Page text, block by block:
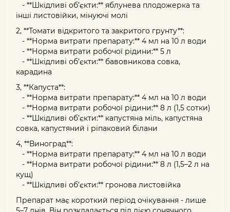
- **Шкідливі об’єкти:** яблунева плодожерка та
інші листовійки, мінуючі молі
2, **Томати відкритого та закритого грунту**:
- **Норма витрати препарату:** 4 мл на 10 л води
- **Норма витрати робочої рідини:** 5 л
- **Шкідливі об’єкти:** бавовникова совка,
карадина
3, **Капуста**:
- **Норма витрати препарату:** 4 мл на 10 л води
- **Норма витрати робочої рідини:** 8 л (1,5 сотки)
- **Шкідливі об’єкти:** капустяна міль, капустяна
совка, капустяний і ріпаковий білани
4, **Виноград**:
- **Норма витрати препарату:** 4 мл на 10 л води
- **Норма витрати робочої рідини:** 8 л (1,5–2 л на
кущ)
- **Шкідливі об’єкти:** гронова листовійка
Препарат має короткий період очікування - лише